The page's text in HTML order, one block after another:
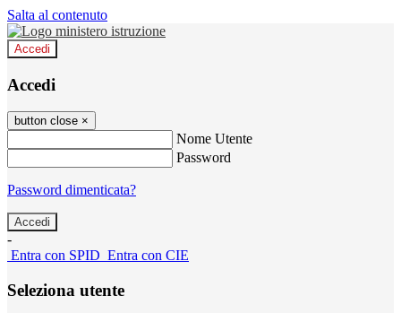
Salta al contenuto
Accedi
Accedi
button close ×
Nome Utente
Password
Password dimenticata?
-
Entra con SPID Entra con CIE
Seleziona utente